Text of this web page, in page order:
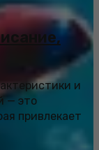
и
— это
привлекает